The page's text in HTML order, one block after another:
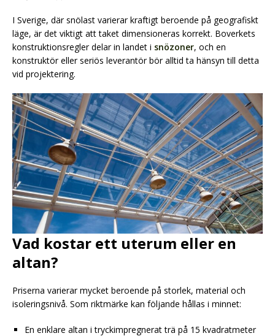
I Sverige, där snölast varierar kraftigt beroende på geografiskt
läge, är det viktigt att taket dimensioneras korrekt. Boverkets
konstruktionsregler delar in landet i snözoner, och en
konstruktör eller seriös leverantör bör alltid ta hänsyn till detta
vid projektering.
Vad kostar ett uterum eller en
altan?
Priserna varierar mycket beroende på storlek, material och
isoleringsnivå. Som riktmärke kan följande hållas i minnet:
En enklare altan i tryckimpregnerat trä på 15 kvadratmeter